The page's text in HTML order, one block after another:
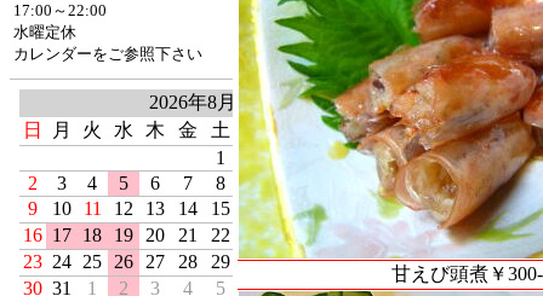
17:00～22:00
水曜定休
カレンダーをご参照下さい
甘えび頭煮￥300-